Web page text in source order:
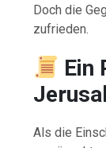
Doch die
zufrieden.
Ein
Als die